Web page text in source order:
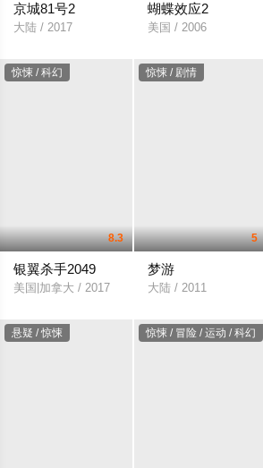
京城81号2
大陆 / 2017
蝴蝶效应2
美国 / 2006
惊悚 / 科幻
8.3
银翼杀手2049
美国|加拿大 / 2017
惊悚 / 剧情
5
梦游
大陆 / 2011
悬疑 / 惊悚 惊悚 / 冒险 / 运动 / 科幻